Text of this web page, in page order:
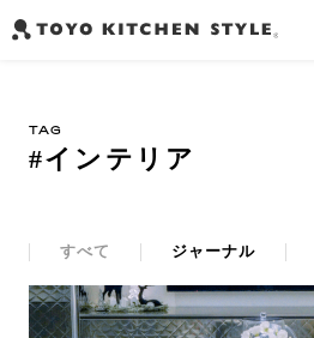
オープンキッチン
ペニンシュラキッチン
システムキッチン
実例から探す
私たちについて
ジャーナルを読む
TAG
#インテリア
すべて ジャーナル